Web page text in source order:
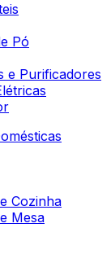
Pó
e Purificadores
Cozinha
Mesa